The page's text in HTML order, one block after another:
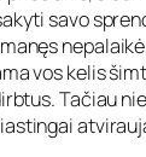
savo
vos kelis
Tačiau